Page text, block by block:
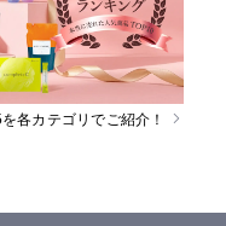
各カテゴリでご紹介！